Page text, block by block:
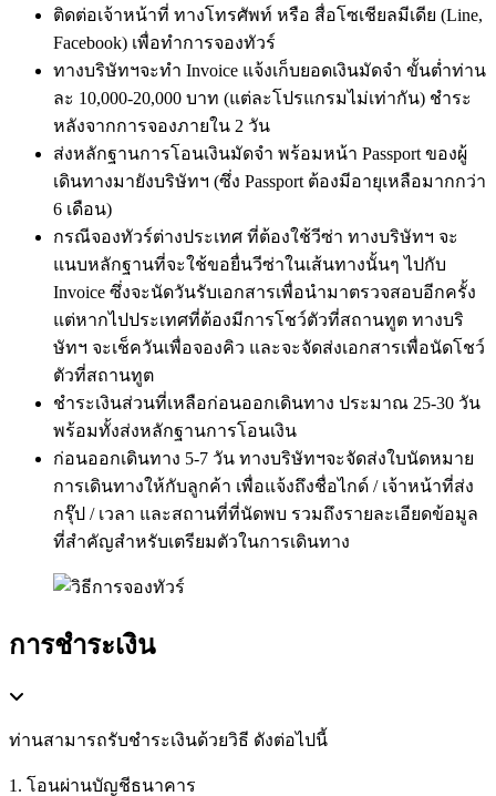
ติดต่อเจ้าหน้าที่ ทางโทรศัพท์ หรือ สื่อโซเชียลมีเดีย (Line,
Facebook) เพื่อทำการจองทัวร์
ทางบริษัทฯจะทำ Invoice แจ้งเก็บยอดเงินมัดจำ ขั้นต่ำท่าน
ละ 10,000-20,000 บาท (แต่ละโปรแกรมไม่เท่ากัน) ชำระ
หลังจากการจองภายใน 2 วัน
ส่งหลักฐานการโอนเงินมัดจำ พร้อมหน้า Passport ของผู้
เดินทางมายังบริษัทฯ (ซึ่ง Passport ต้องมีอายุเหลือมากกว่า
6 เดือน)
กรณีจองทัวร์ต่างประเทศ ที่ต้องใช้วีซ่า ทางบริษัทฯ จะ
แนบหลักฐานที่จะใช้ขอยื่นวีซ่าในเส้นทางนั้นๆ ไปกับ
Invoice ซึ่งจะนัดวันรับเอกสารเพื่อนำมาตรวจสอบอีกครั้ง
แต่หากไปประเทศที่ต้องมีการโชว์ตัวที่สถานทูต ทางบริ
ษัทฯ จะเช็ควันเพื่อจองคิว และจะจัดส่งเอกสารเพื่อนัดโชว์
ตัวที่สถานทูต
ชำระเงินส่วนที่เหลือก่อนออกเดินทาง ประมาณ 25-30 วัน
พร้อมทั้งส่งหลักฐานการโอนเงิน
ก่อนออกเดินทาง 5-7 วัน ทางบริษัทฯจะจัดส่งใบนัดหมาย
การเดินทางให้กับลูกค้า เพื่อแจ้งถึงชื่อไกด์ / เจ้าหน้าที่ส่ง
กรุ๊ป / เวลา และสถานที่ที่นัดพบ รวมถึงรายละเอียดข้อมูล
ที่สำคัญสำหรับเตรียมตัวในการเดินทาง
การชำระเงิน
ท่านสามารถรับชำระเงินด้วยวิธี ดังต่อไปนี้
1. โอนผ่านบัญชีธนาคาร